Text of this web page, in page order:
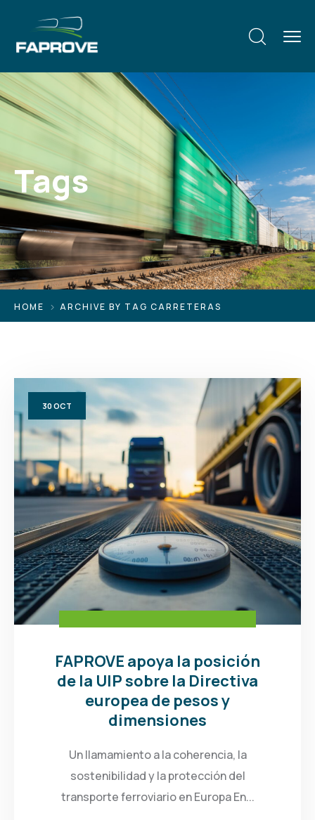
Tags
HOME ARCHIVE BY TAG CARRETERAS
30OCT
FAPROVE apoya la posición
de la UIP sobre la Directiva
europea de pesos y
dimensiones
Un llamamiento a la coherencia, la
sostenibilidad y la protección del
transporte ferroviario en Europa En...